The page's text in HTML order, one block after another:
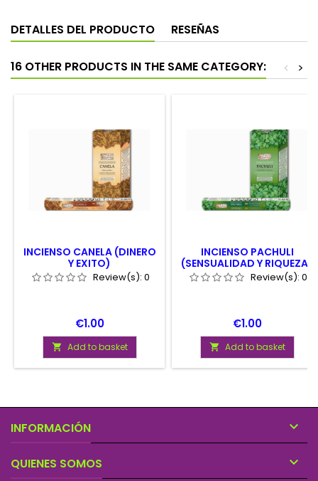
DETALLES DEL PRODUCTO RESEÑAS
16 OTHER PRODUCTS IN THE SAME CATEGORY: >
<
INCIENSO CANELA (DINERO
Y EXITO)
Review(s): 0
Price
€1.00
 Add to basket
INCIENSO PACHULI
(SENSUALIDAD Y RIQUEZA)
Review(s): 0
Price
€1.00
 Add to basket
INFORMACIÓN 
QUIENES SOMOS 